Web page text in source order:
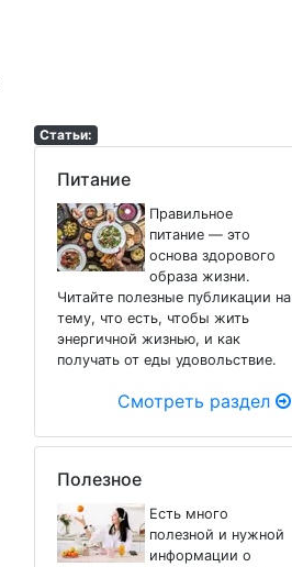
Статьи:
Питание
Правильное
питание — это
основа здорового
образа жизни.
Читайте полезные публикации на
тему, что есть, чтобы жить
энергичной жизнью, и как
получать от еды удовольствие.
Смотреть раздел
Полезное
Есть много
полезной и нужной
информации о